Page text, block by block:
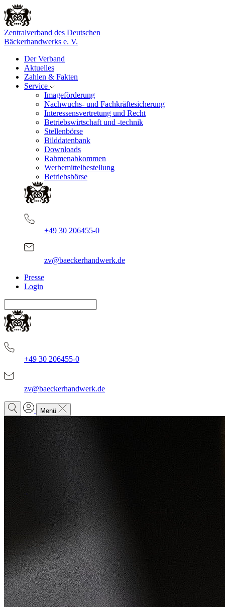
Zentralverband des Deutschen
Bäckerhandwerks e. V.
Der Verband
Aktuelles
Zahlen & Fakten
Service
Imageförderung
Nachwuchs- und Fachkräftesicherung
Interessensvertretung und Recht
Betriebswirtschaft und -technik
Stellenbörse
Bilddatenbank
Downloads
Rahmenabkommen
Werbemittelbestellung
Betriebsbörse
+49 30 206455-0
zv@baeckerhandwerk.de
Presse
Login
+49 30 206455-0
zv@baeckerhandwerk.de
Menü